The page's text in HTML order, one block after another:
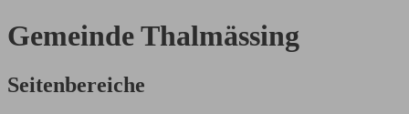
Gemeinde Thalmässing
Seitenbereiche